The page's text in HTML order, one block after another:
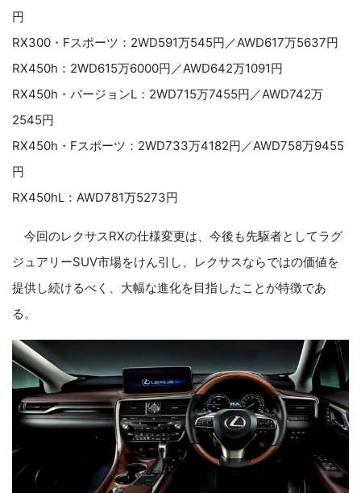
円
RX300・Fスポーツ：2WD591万545円／AWD617万5637円
RX450h：2WD615万6000円／AWD642万1091円
RX450h・バージョンL：2WD715万7455円／AWD742万
2545円
RX450h・Fスポーツ：2WD733万4182円／AWD758万9455
円
RX450hL：AWD781万5273円
今回のレクサスRXの仕様変更は、今後も先駆者としてラグ
ジュアリーSUV市場をけん引し、レクサスならではの価値を
提供し続けるべく、大幅な進化を目指したことが特徴であ
る。